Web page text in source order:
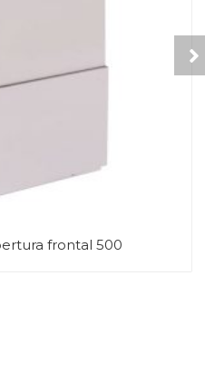
frontal 500